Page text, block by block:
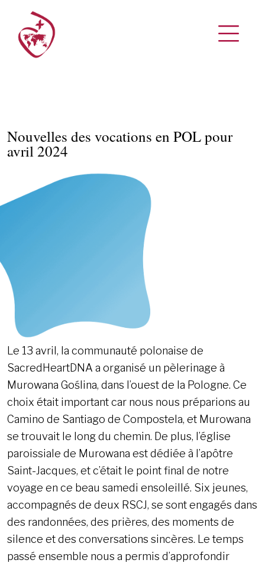
Nouvelles des vocations en POL pour
avril 2024
Le 13 avril, la communauté polonaise de
SacredHeartDNA a organisé un pèlerinage à
Murowana Goślina, dans l’ouest de la Pologne. Ce
choix était important car nous nous préparions au
Camino de Santiago de Compostela, et Murowana
se trouvait le long du chemin. De plus, l’église
paroissiale de Murowana est dédiée à l’apôtre
Saint-Jacques, et c’était le point final de notre
voyage en ce beau samedi ensoleillé. Six jeunes,
accompagnés de deux RSCJ, se sont engagés dans
des randonnées, des prières, des moments de
silence et des conversations sincères. Le temps
passé ensemble nous a permis d’approfondir